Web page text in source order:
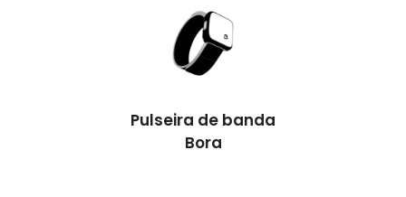
Pulseira de banda
Bora